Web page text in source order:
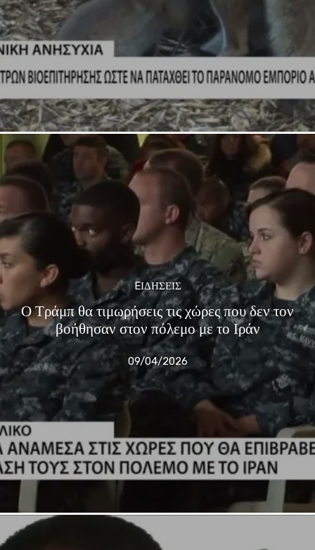
EΙΔΗΣΕΙΣ
Ο Τράμπ θα τιμωρήσεις τις χώρες που δεν τον
βοήθησαν στον πόλεμο με το Ιράν
09/04/2026